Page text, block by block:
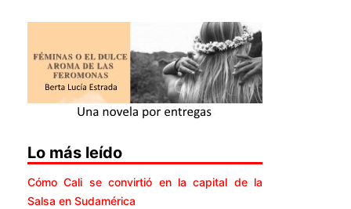
Lo más leído
Cómo Cali se convirtió en la capital de la
Salsa en Sudamérica